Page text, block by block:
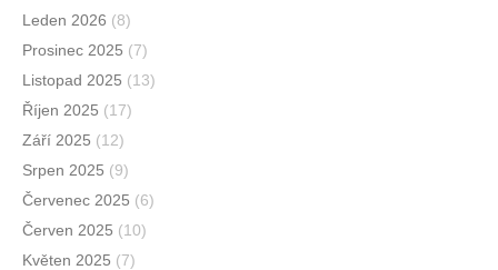
Leden 2026 (8)
Prosinec 2025 (7)
Listopad 2025 (13)
Říjen 2025 (17)
Září 2025 (12)
Srpen 2025 (9)
Červenec 2025 (6)
Červen 2025 (10)
Květen 2025 (7)